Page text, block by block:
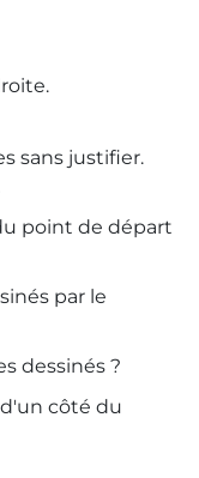
sans justifier.
point de départ
par le
dessinés ?
côté du